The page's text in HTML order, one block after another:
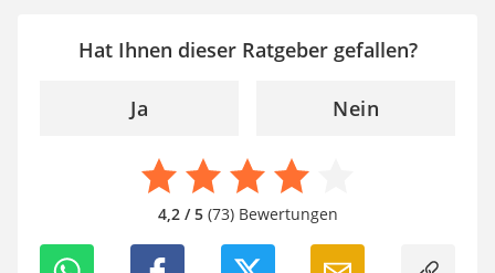
Hat Ihnen dieser Ratgeber gefallen?
Ja Nein
4,2 / 5(73) Bewertungen